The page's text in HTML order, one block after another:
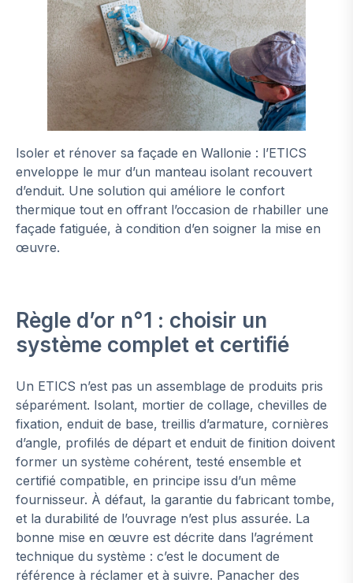
Isoler et rénover sa façade en Wallonie : l’ETICS
enveloppe le mur d’un manteau isolant recouvert
d’enduit. Une solution qui améliore le confort
thermique tout en offrant l’occasion de rhabiller une
façade fatiguée, à condition d’en soigner la mise en
œuvre.
Règle d’or n°1 : choisir un
système complet et certifié
Un ETICS n’est pas un assemblage de produits pris
séparément. Isolant, mortier de collage, chevilles de
fixation, enduit de base, treillis d’armature, cornières
d’angle, profilés de départ et enduit de finition doivent
former un système cohérent, testé ensemble et
certifié compatible, en principe issu d’un même
fournisseur. À défaut, la garantie du fabricant tombe,
et la durabilité de l’ouvrage n’est plus assurée. La
bonne mise en œuvre est décrite dans l’agrément
technique du système : c’est le document de
référence à réclamer et à suivre. Panacher des